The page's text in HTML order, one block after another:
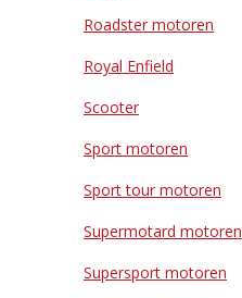
Roadster motoren
Royal Enfield
Scooter
Sport motoren
Sport tour motoren
Supermotard motoren
Supersport motoren